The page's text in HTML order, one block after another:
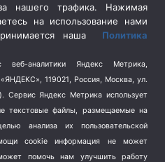
нашего трафика. Нажимая
на использование нами
наша Политика
веб-аналитики Яндекс Метрика,
119021, Россия, Москва, ул.
Яндекс Метрика использует
текстовые файлы, размещаемые на
анализа их пользовательской
cookie информация не может
помочь нам улучшить работу